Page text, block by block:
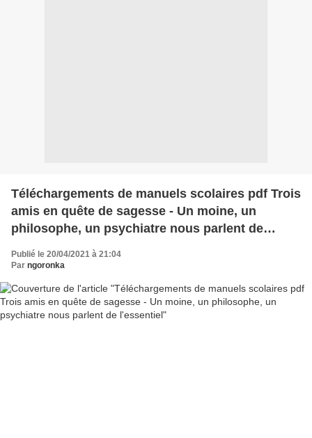
Téléchargements de manuels scolaires pdf Trois
amis en quête de sagesse - Un moine, un
philosophe, un psychiatre nous parlent de
Publié le 20/04/2021 à 21:04
Par ngoronka